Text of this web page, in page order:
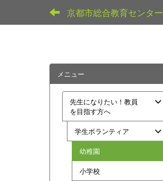
京都市総合教育センター
メニュー
先生になりたい！教員
を目指す方へ
学生ボランティア
幼稚園
小学校